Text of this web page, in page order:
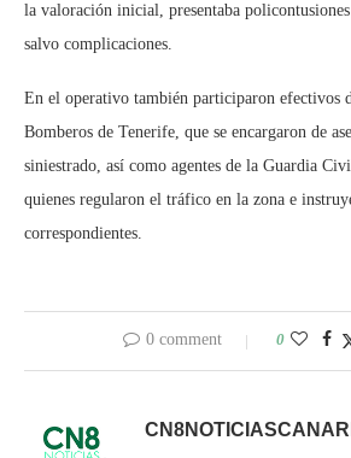
la valoración inicial, presentaba
salvo complicaciones.
En el operativo también participaron efectivos
Bomberos de Tenerife, que se encargaron de
siniestrado, así como agentes de la Guardia
quienes regularon el tráfico en la zona e
correspondientes.
0 comment 0